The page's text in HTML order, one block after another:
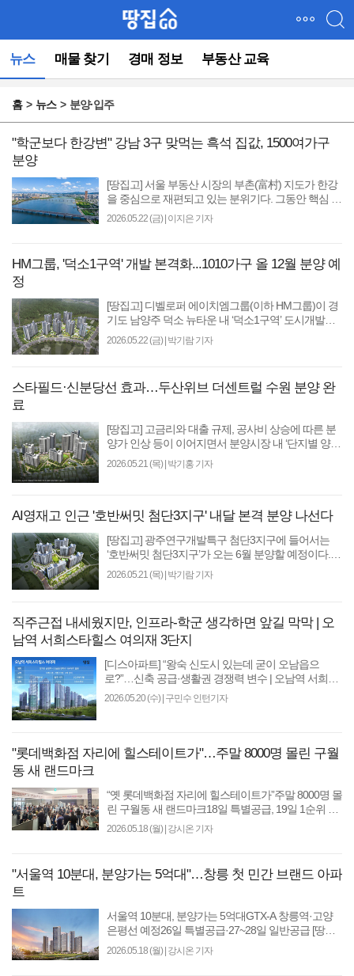
뉴스 매물 찾기 경매 정보 부동산 교육
건
(컨
텐
홈 뉴스 분양·입주
"학군보다 한강변" 강남 3구 맞먹는 흑석 집값, 1500여가구
분양
[땅집고] 서울 부동산 시장의 부촌(富村) 지도가 한강
을 중심으로 재편되고 있는 분위기다. 그동안 핵심 업
무지구나 명문 학군을 끼고 있는 동네가 핵심지라는
2026.05.22 (금)| 이지은 기자
HM그룹, '덕소1구역' 개발 본격화...1010가구 올 12월 분양 예
정
[땅집고] 디벨로퍼 에이치엠그룹(이하 HM그룹)이 경
기도 남양주 덕소 뉴타운 내 ‘덕소1구역’ 도시개발사
업을 본격화하고 있다. ‘덕소1구역’은 경기도 남양주
2026.05.22 (금)| 박기람 기자
스타필드·신분당선 효과…두산위브 더센트럴 수원 분양 완
료
[땅집고] 고금리와 대출 규제, 공사비 상승에 따른 분
양가 인상 등이 이어지면서 분양시장 내 ‘단지별 양극
화’ 현상이 뚜렷해지고 있다. 같은 지역 안에서도 입
2026.05.21 (목)| 박기홍 기자
AI영재고 인근 '호반써밋 첨단3지구' 내달 본격 분양 나선다
[땅집고] 광주연구개발특구 첨단3지구에 들어서는
‘호반써밋 첨단3지구’가 오는 6월 분양할 예정이다.
첨단678피에프브이㈜ 가 시행하며, 호반건설이 시공
2026.05.21 (목)| 박기람 기자
직주근접 내세웠지만, 인프라-학군 생각하면 앞길 막막 | 오
남역 서희스타힐스 여의재 3단지
[디스아파트] “왕숙 신도시 있는데 굳이 오남읍으
로?”…신축 공급·생활권 경쟁력 변수 | 오남역 서희스
타힐스 여의재 3단지 [땅집고] ‘오남역 서희스타힐스
2026.05.20 (수)| 구민수 인턴기자
"롯데백화점 자리에 힐스테이트가"…주말 8000명 몰린 구월
동 새 랜드마크
“옛 롯데백화점 자리에 힐스테이트가”주말 8000명 몰
린 구월동 새 랜드마크18일 특별공급, 19일 1순위 청
약 [땅집고] “백화점이 사라진 자리에 집을 사려는 사
2026.05.18 (월)| 강시온 기자
"서울역 10분대, 분양가는 5억대"…창릉 첫 민간 브랜드 아파
트
서울역 10분대, 분양가는 5억대GTX-A 창릉역·고양
은평선 예정26일 특별공급·27~28일 일반공급 [땅집
고] 3기 신도시 고양 창릉지구에 첫 민간 브랜드 아파
트가 들어선다. ..
2026.05.18 (월)| 강시온 기자